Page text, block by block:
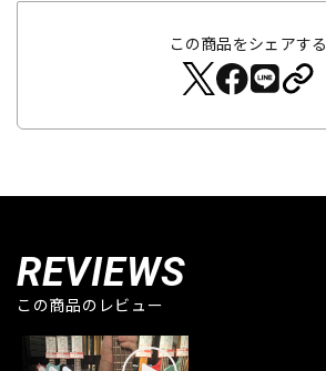
この商品をシェアする
REVIEWS
この商品のレビュー